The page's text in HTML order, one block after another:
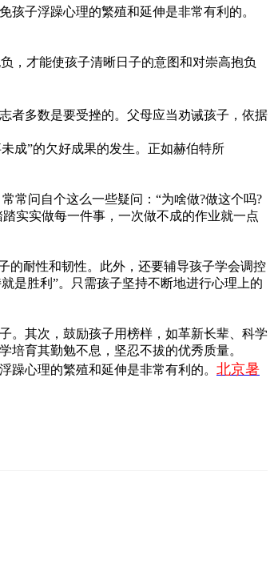
子浮躁心理的繁殖和延伸是非常有利的。
，才能使孩子清晰日子的意图和对崇高抱负
多数是要受挫的。父母应当劝诫孩子，依据
成”的欠好成果的发生。正如赫伯特所
问自个这么一些疑问：“为啥做?做这个吗?
实实做每一件事，一次做不成的作业就一点
耐性和韧性。此外，还要辅导孩子学会调控
是胜利”。只需孩子坚持不断地进行心理上的
其次，鼓励孩子用榜样，如革新长辈、科学
育其勤勉不息，坚忍不拔的优秀质量。
心理的繁殖和延伸是非常有利的。 北京暑